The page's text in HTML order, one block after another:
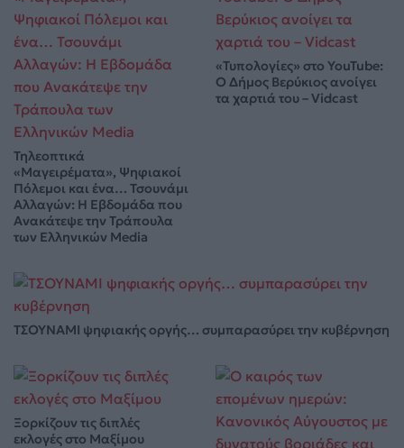
Τηλεοπτικά
«Μαγειρέματα», Ψηφιακοί
Πόλεμοι και ένα… Τσουνάμι
Αλλαγών: Η Εβδομάδα που
Ανακάτεψε την Τράπουλα
των Ελληνικών Media
«Τυπολογίες» στο YouTube:
Ο Δήμος Βερύκιος ανοίγει
τα χαρτιά του – Vidcast
ΤΣΟΥΝΑΜΙ ψηφιακής οργής… συμπαρασύρει την κυβέρνηση
Ξορκίζουν τις διπλές
εκλογές στο Μαξίμου